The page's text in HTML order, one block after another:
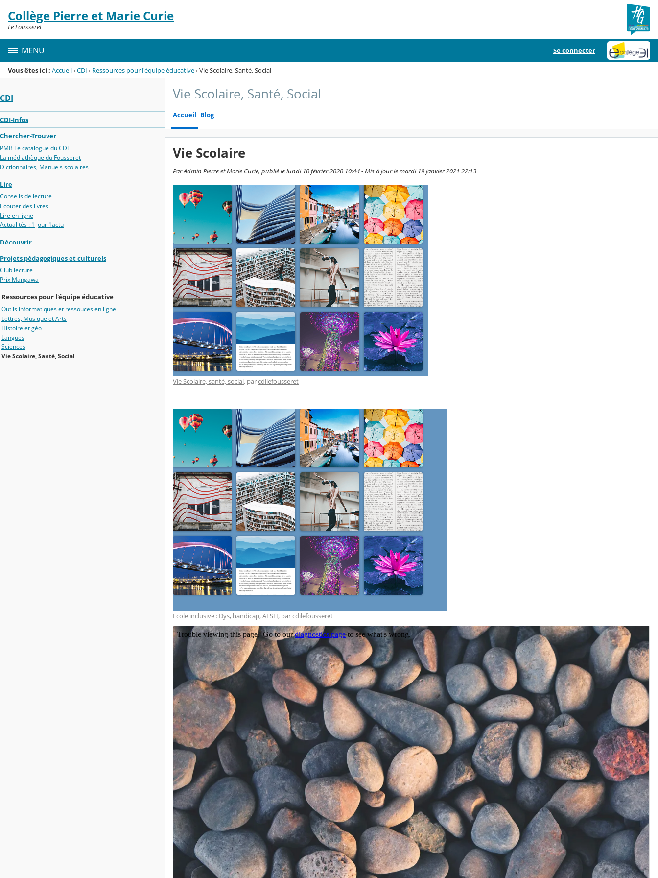
Menu de la rubrique
Contenu
Collège Pierre et Marie Curie
Le Fousseret
MENU Se connecter
Vous êtes ici : Accueil›CDI › Ressources pour l'équipe éducative›Vie Scolaire, Santé, Social
CDI
CDI-Infos
Chercher-Trouver
PMB Le catalogue du CDI
La médiathèque du Fousseret
Dictionnaires, Manuels scolaires
Lire
Conseils de lecture
Ecouter des livres
Lire en ligne
Actualités : 1 jour 1actu
Découvrir
Projets pédagogiques et culturels
Club lecture
Prix Mangawa
Ressources pour l'équipe éducative
Outils informatiques et ressouces en ligne
Lettres, Musique et Arts
Histoire et géo
Langues
Sciences
Vie Scolaire, Santé, Social
Vie Scolaire, Santé, Social
Accueil Blog
Vie Scolaire
Par Admin Pierre et Marie Curie, publié le lundi 10 février 2020 10:44 - Mis à jour le mardi 19 janvier 2021 22:13
Vie Scolaire, santé, social, parcdilefousseret
Ecole inclusive : Dys, handicap, AESH, parcdilefousseret